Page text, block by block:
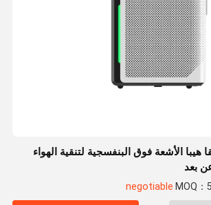
هيبا الأشعة فوق البنفسجية لتنقية الهواء
بعد
MOQ：